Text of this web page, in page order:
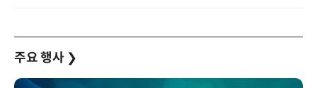
주요 행사 ❯